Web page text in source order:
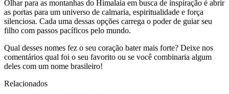
Olhar para as montanhas do Himalaia em busca de inspiração é abrir
as portas para um universo de calmaria, espiritualidade e força
silenciosa. Cada uma dessas opções carrega o poder de guiar seu
filho com passos pacíficos pelo mundo.
Qual desses nomes fez o seu coração bater mais forte? Deixe nos
comentários qual foi o seu favorito ou se você combinaria algum
deles com um nome brasileiro!
Relacionados